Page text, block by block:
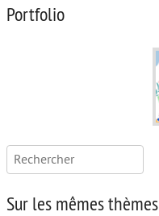
Portfolio
Rechercher :
Sur les mêmes thèmes